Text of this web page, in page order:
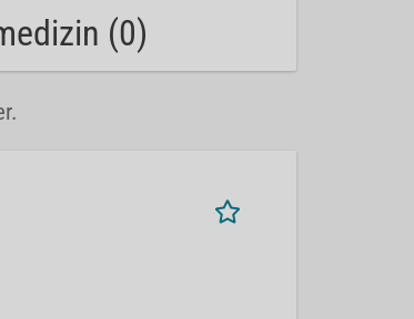
(0)